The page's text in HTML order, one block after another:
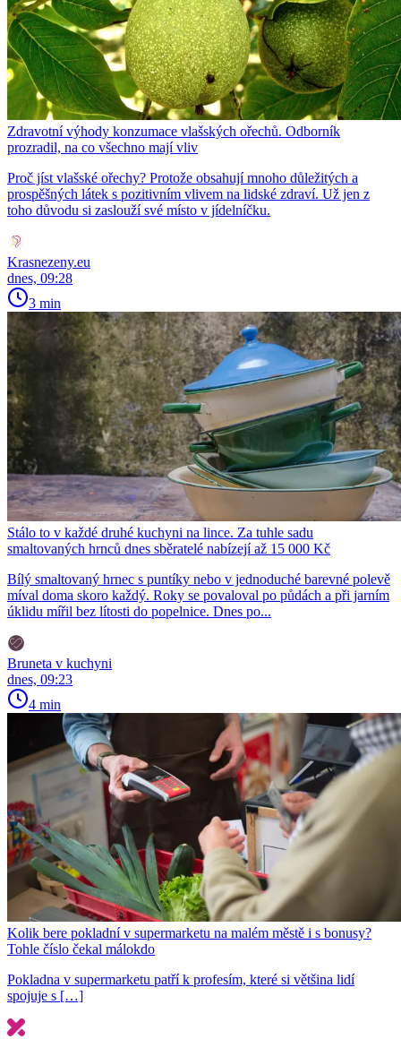
Zdravotní výhody konzumace vlašských ořechů. Odborník
prozradil, na co všechno mají vliv
Proč jíst vlašské ořechy? Protože obsahují mnoho důležitých a
prospěšných látek s pozitivním vlivem na lidské zdraví. Už jen z
toho důvodu si zaslouží své místo v jídelníčku.
Krasnezeny.eu
dnes, 09:28
3 min
Stálo to v každé druhé kuchyni na lince. Za tuhle sadu
smaltovaných hrnců dnes sběratelé nabízejí až 15 000 Kč
Bílý smaltovaný hrnec s puntíky nebo v jednoduché barevné polevě
míval doma skoro každý. Roky se povaloval po půdách a při jarním
úklidu mířil bez lítosti do popelnice. Dnes po...
Bruneta v kuchyni
dnes, 09:23
4 min
Kolik bere pokladní v supermarketu na malém městě i s bonusy?
Tohle číslo čekal málokdo
Pokladna v supermarketu patří k profesím, které si většina lidí
spojuje s […]